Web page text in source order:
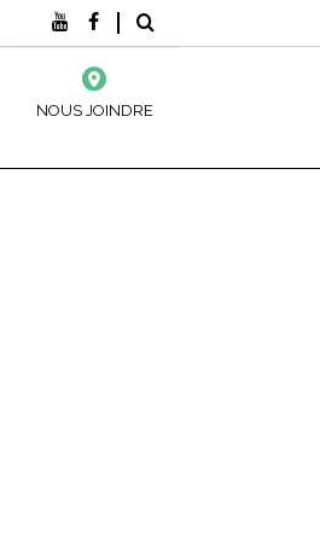
NOUS JOINDRE